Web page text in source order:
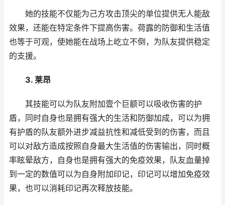
她的技能不仅能为己方攻击顶尖的单位提供无人能敌
效果，还能在特定条件下提高伤害。荷露的防御和生活值
也等于可观，使她能在战场上屹立不倒，为队友提供稳定
的支援。
3. 莱昂
其技能可以为队友附加壹个巨额可以吸收伤害的护
盾，同时自身也是拥有强大的生活和防御加成，可以为拥
有护盾的队友额外进步减益抗性和减低受到的伤害，而且
可以对敌方造成按照自身最大生活值的伤害输出，同时概
率眩晕敌方，自身也是拥有强大的免疫效果，队友血量掉
到一定的数值可以为自身附加印记，印记可以增加免疫效
果，也可以消耗印记再次释放技能。